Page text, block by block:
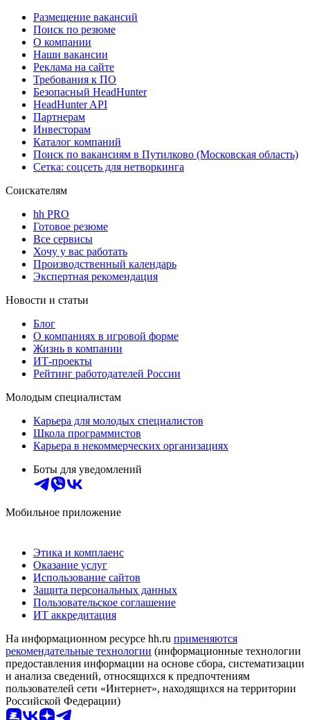
Размещение вакансий
Поиск по резюме
О компании
Наши вакансии
Реклама на сайте
Требования к ПО
Безопасный HeadHunter
HeadHunter API
Партнерам
Инвесторам
Каталог компаний
Поиск по вакансиям в Путилково (Московская область)
Сетка: соцсеть для нетворкинга
Соискателям
hh PRO
Готовое резюме
Все сервисы
Хочу у вас работать
Производственный календарь
Экспертная рекомендация
Новости и статьи
Блог
О компаниях в игровой форме
Жизнь в компании
ИТ-проекты
Рейтинг работодателей России
Молодым специалистам
Карьера для молодых специалистов
Школа программистов
Карьера в некоммерческих организациях
Боты для уведомлений
Мобильное приложение
Этика и комплаенс
Оказание услуг
Использование сайтов
Защита персональных данных
Пользовательское соглашение
ИТ аккредитация
На информационном ресурсе hh.ru применяются
рекомендательные технологии (информационные технологии
предоставления информации на основе сбора, систематизации
и анализа сведений, относящихся к предпочтениям
пользователей сети «Интернет», находящихся на территории
Российской Федерации)